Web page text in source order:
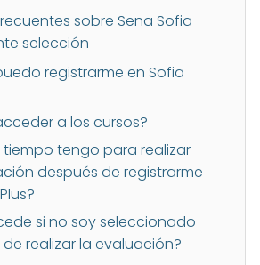
sobre Sena Sofia
selección
registrarme en Sofia
a los cursos?
tengo para realizar
después de registrarme
si no soy seleccionado
realizar la evaluación?